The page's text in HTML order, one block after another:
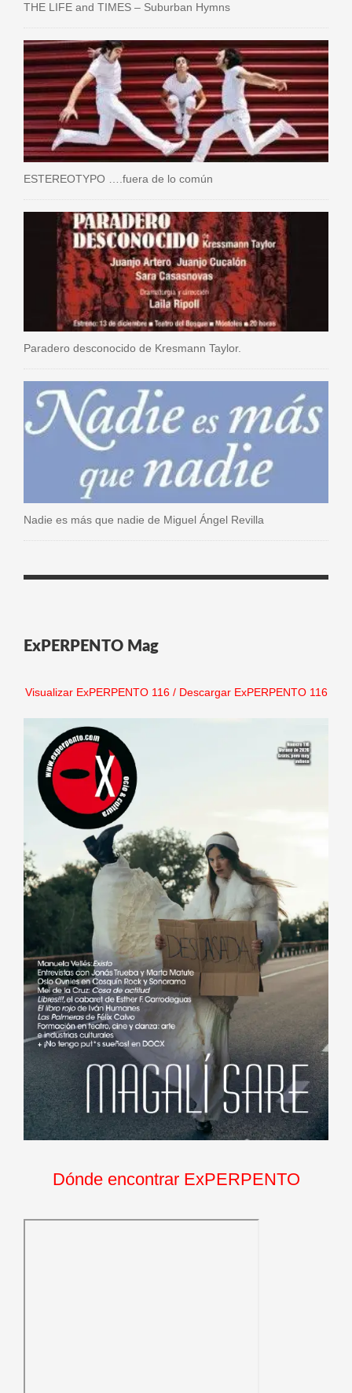
THE LIFE and TIMES – Suburban Hymns
ESTEREOTYPO ….fuera de lo común
Paradero desconocido de Kresmann Taylor.
Nadie es más que nadie de Miguel Ángel Revilla
ExPERPENTO Mag
Visualizar ExPERPENTO 116/ Descargar ExPERPENTO 116
Dónde encontrar ExPERPENTO